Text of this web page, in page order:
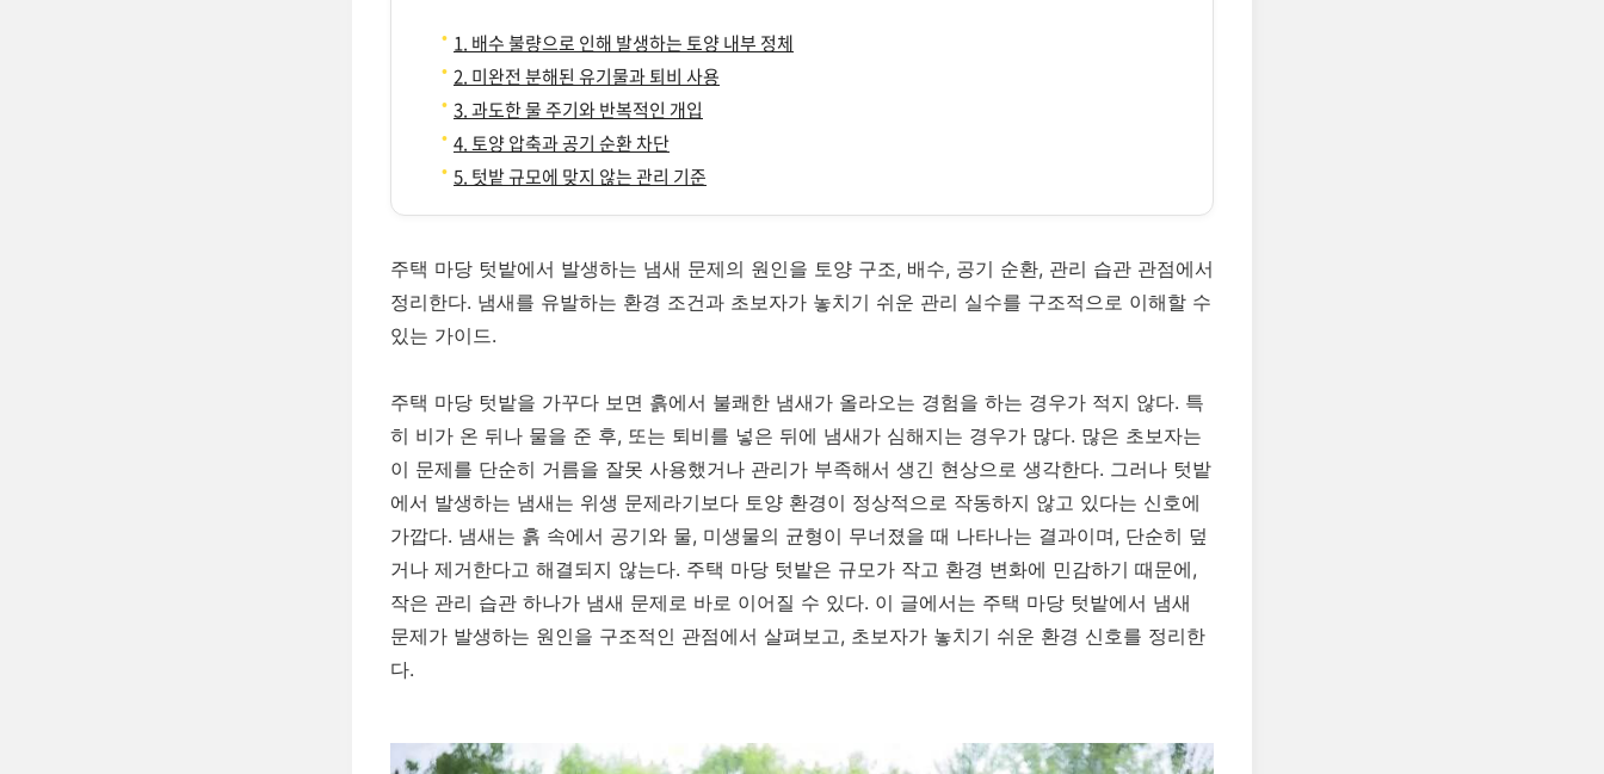
1. 배수 불량으로 인해 발생하는 토양 내부 정체
2. 미완전 분해된 유기물과 퇴비 사용
3. 과도한 물 주기와 반복적인 개입
4. 토양 압축과 공기 순환 차단
5. 텃밭 규모에 맞지 않는 관리 기준
주택 마당 텃밭에서 발생하는 냄새 문제의 원인을 토양 구조, 배수, 공기 순환, 관리 습관 관점에서
정리한다. 냄새를 유발하는 환경 조건과 초보자가 놓치기 쉬운 관리 실수를 구조적으로 이해할 수
있는 가이드.
주택 마당 텃밭을 가꾸다 보면 흙에서 불쾌한 냄새가 올라오는 경험을 하는 경우가 적지 않다. 특
히 비가 온 뒤나 물을 준 후, 또는 퇴비를 넣은 뒤에 냄새가 심해지는 경우가 많다. 많은 초보자는
이 문제를 단순히 거름을 잘못 사용했거나 관리가 부족해서 생긴 현상으로 생각한다. 그러나 텃밭
에서 발생하는 냄새는 위생 문제라기보다 토양 환경이 정상적으로 작동하지 않고 있다는 신호에
가깝다. 냄새는 흙 속에서 공기와 물, 미생물의 균형이 무너졌을 때 나타나는 결과이며, 단순히 덮
거나 제거한다고 해결되지 않는다. 주택 마당 텃밭은 규모가 작고 환경 변화에 민감하기 때문에,
작은 관리 습관 하나가 냄새 문제로 바로 이어질 수 있다. 이 글에서는 주택 마당 텃밭에서 냄새
문제가 발생하는 원인을 구조적인 관점에서 살펴보고, 초보자가 놓치기 쉬운 환경 신호를 정리한
다.